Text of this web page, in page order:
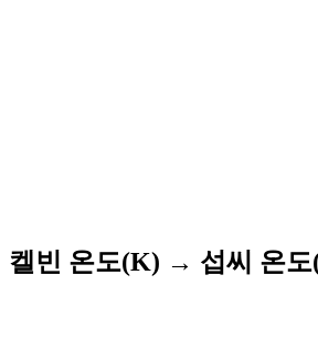
켈빈 온도(K) → 섭씨 온도